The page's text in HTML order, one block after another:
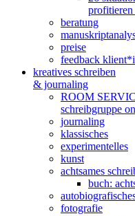
profitieren
beratung
preise
feedback
kreatives schreiben
& journaling
ROOM
schreibgruppe
journaling
klassisches
experimentelles
kunst
achtsames
buch:
fotografie